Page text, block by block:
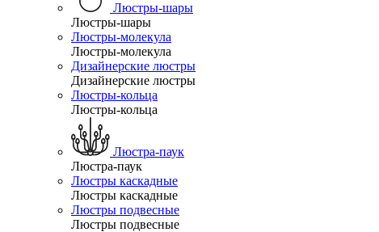
Люстры-шары
Люстры-шары
Люстры-молекула
Люстры-молекула
Дизайнерские люстры
Дизайнерские люстры
Люстры-кольца
Люстры-кольца
Люстра-паук
Люстра-паук
Люстры каскадные
Люстры каскадные
Люстры подвесные
Люстры подвесные